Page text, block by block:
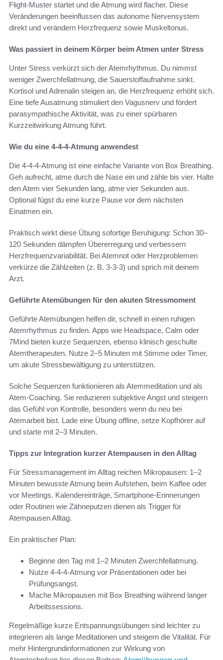
Flight-Muster startet und die Atmung wird flacher. Diese
Veränderungen beeinflussen das autonome Nervensystem
direkt und verändern Herzfrequenz sowie Muskeltonus.
Was passiert in deinem Körper beim Atmen unter Stress
Unter Stress verkürzt sich der Atemrhythmus. Du nimmst
weniger Zwerchfellatmung, die Sauerstoffaufnahme sinkt.
Kortisol und Adrenalin steigen an, die Herzfrequenz erhöht sich.
Eine tiefe Ausatmung stimuliert den Vagusnerv und fördert
parasympathische Aktivität, was zu einer spürbaren
Kurzzeitwirkung Atmung führt.
Wie du eine 4-4-4-Atmung anwendest
Die 4-4-4-Atmung ist eine einfache Variante von Box Breathing.
Geh aufrecht, atme durch die Nase ein und zähle bis vier. Halte
den Atem vier Sekunden lang, atme vier Sekunden aus.
Optional fügst du eine kurze Pause vor dem nächsten
Einatmen ein.
Praktisch wirkt diese Übung sofortige Beruhigung: Schon 30–
120 Sekunden dämpfen Übererregung und verbessern
Herzfrequenzvariabilität. Bei Atemnot oder Herzproblemen
verkürze die Zählzeiten (z. B. 3-3-3) und sprich mit deinem
Arzt.
Geführte Atemübungen für den akuten Stressmoment
Geführte Atemübungen helfen dir, schnell in einen ruhigen
Atemrhythmus zu finden. Apps wie Headspace, Calm oder
7Mind bieten kurze Sequenzen, ebenso klinisch geschulte
Atemtherapeuten. Nutze 2–5 Minuten mit Stimme oder Timer,
um akute Stressbewältigung zu unterstützen.
Solche Sequenzen funktionieren als Atemmeditation und als
Atem-Coaching. Sie reduzieren subjektive Angst und steigern
das Gefühl von Kontrolle, besonders wenn du neu bei
Atemarbeit bist. Lade eine Übung offline, setze Kopfhörer auf
und starte mit 2–3 Minuten.
Tipps zur Integration kurzer Atempausen in den Alltag
Für Stressmanagement im Alltag reichen Mikropausen: 1–2
Minuten bewusste Atmung beim Aufstehen, beim Kaffee oder
vor Meetings. Kalendereinträge, Smartphone-Erinnerungen
oder Routinen wie Zähneputzen dienen als Trigger für
Atempausen Alltag.
Ein praktischer Plan:
Beginne den Tag mit 1–2 Minuten Zwerchfellatmung.
Nutze 4-4-4-Atmung vor Präsentationen oder bei
Prüfungsangst.
Mache Mikropausen mit Box Breathing während langer
Arbeitssessions.
Regelmäßige kurze Entspannungsübungen sind leichter zu
integrieren als lange Meditationen und steigern die Vitalität. Für
mehr Hintergrundinformationen zur Wirkung von